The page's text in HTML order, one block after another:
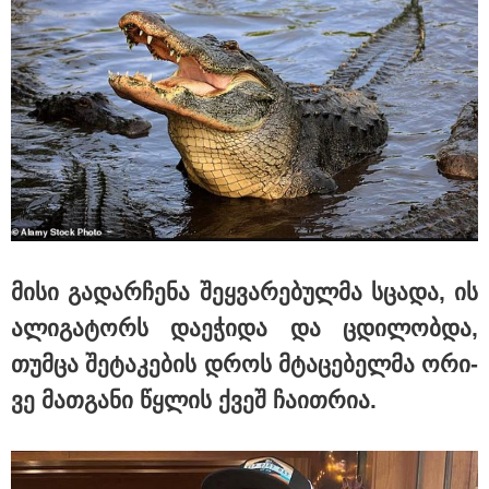
11:08 / 06-08-2026
"დააკავეს არასრულწლოვანი, რომელმაც
სოცქსელებიდან ჩამოტვირთულ არასრულწლოვანთა
ფოტოები დაამონტაჟა, მიანიჭა პორნოგრაფიული
იერსახე და გაავრცელა" - შსს
მისი გა­დარ­ჩე­ნა შეყ­ვა­რე­ბულ­მა სცა­და, ის
ალი­გა­ტორს და­ე­ჭი­და და ცდი­ლობ­და,
თუმ­ცა შე­ტა­კე­ბის დროს მტა­ცე­ბელ­მა ორი­
ვე მათ­გა­ნი წყლის ქვეშ ჩა­ით­რია.